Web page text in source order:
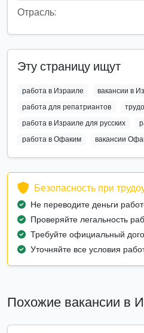
Отрасль:
Эту страницу ищут
работа в Израиле
вакансии в
работа для репатриантов
работа в Израиле для русских
работа в Офаким
вакансии
Безопасность при
Не переводите деньги
Проверяйте легальность
Требуйте официальный
Уточняйте все условия
Похожие вакансии в